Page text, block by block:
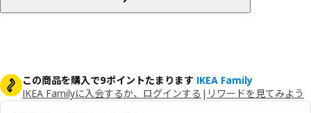
この商品を購入で9ポイントたまります IKEA Family
IKEA Familyに入会するか、ログインする | リワードを見てみよう